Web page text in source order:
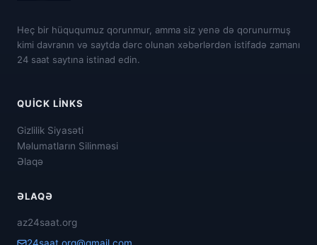
Heç bir hüququmuz qorunmur, amma siz yenə də qorunurmuş
kimi davranın və saytda dərc olunan xəbərlərdən istifadə zamanı
24 saat saytına istinad edin.
QUICK LINKS
Gizlilik Siyasəti
Məlumatların Silinməsi
Əlaqə
ƏLAQƏ
az24saat.org